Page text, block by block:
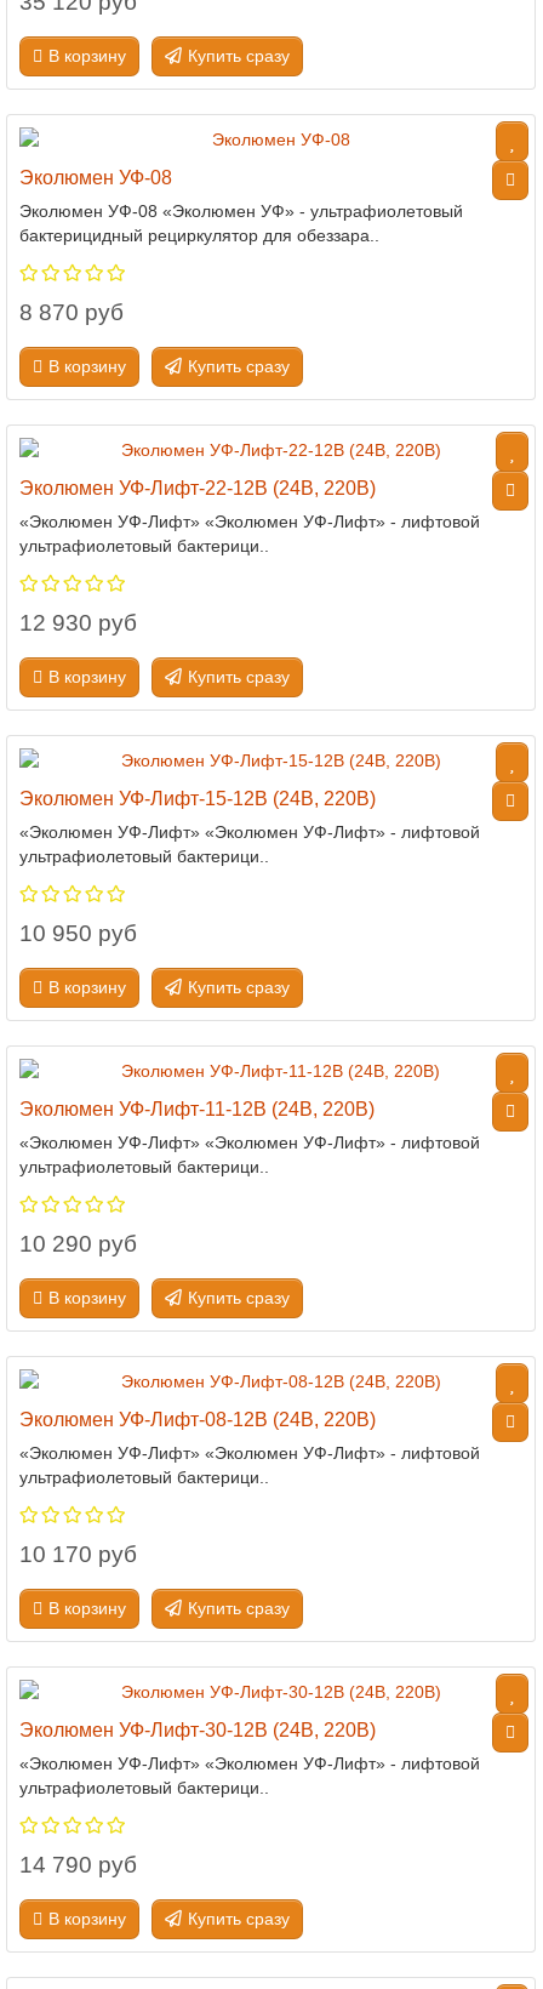
В корзину Купить сразу
Эколюмен УФ-08
Эколюмен УФ-08 «Эколюмен УФ» - ультрафиолетовый
бактерицидный рециркулятор для обеззара..
8 870 руб
В корзину Купить сразу
Эколюмен УФ-Лифт-22-12В (24В, 220В)
«Эколюмен УФ-Лифт» «Эколюмен УФ-Лифт» - лифтовой
ультрафиолетовый бактерици..
12 930 руб
В корзину Купить сразу
Эколюмен УФ-Лифт-15-12В (24В, 220В)
«Эколюмен УФ-Лифт» «Эколюмен УФ-Лифт» - лифтовой
ультрафиолетовый бактерици..
10 950 руб
В корзину Купить сразу
Эколюмен УФ-Лифт-11-12В (24В, 220В)
«Эколюмен УФ-Лифт» «Эколюмен УФ-Лифт» - лифтовой
ультрафиолетовый бактерици..
10 290 руб
В корзину Купить сразу
Эколюмен УФ-Лифт-08-12В (24В, 220В)
«Эколюмен УФ-Лифт» «Эколюмен УФ-Лифт» - лифтовой
ультрафиолетовый бактерици..
10 170 руб
В корзину Купить сразу
Эколюмен УФ-Лифт-30-12В (24В, 220В)
«Эколюмен УФ-Лифт» «Эколюмен УФ-Лифт» - лифтовой
ультрафиолетовый бактерици..
14 790 руб
В корзину Купить сразу